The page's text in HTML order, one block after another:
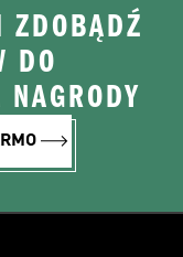
ZDOBĄDŹ
DO